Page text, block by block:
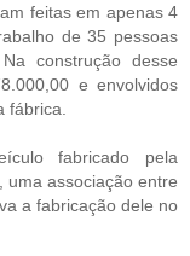
feitas em apenas 4
de 35 pessoas
construção desse
e envolvidos
fábrica.
fabricado pela
uma associação entre
a fabricação dele no